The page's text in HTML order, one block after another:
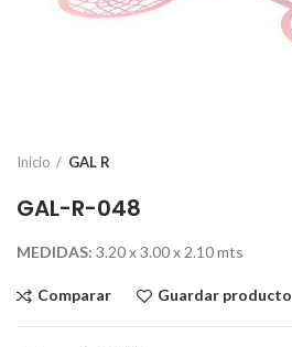
Inicio GAL R
GAL-R-048
MEDIDAS: 3.20 x 3.00 x 2.10 mts
Comparar Guardar producto